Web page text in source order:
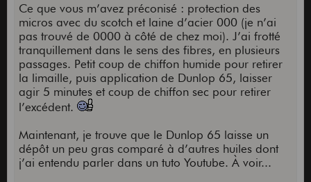
Ce que vous m’avez préconisé : protection des
micros avec du scotch et laine d’acier 000 (je n’ai
pas trouvé de 0000 à côté de chez moi). J’ai frotté
tranquillement dans le sens des fibres, en plusieurs
passages. Petit coup de chiffon humide pour retirer
la limaille, puis application de Dunlop 65, laisser
agir 5 minutes et coup de chiffon sec pour retirer
l’excédent.
Maintenant, je trouve que le Dunlop 65 laisse un
dépôt un peu gras comparé à d’autres huiles dont
j’ai entendu parler dans un tuto Youtube. À voir...